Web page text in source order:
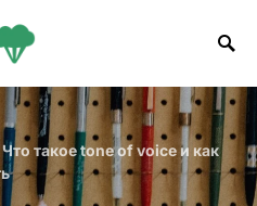
Что такое tone of voice и как